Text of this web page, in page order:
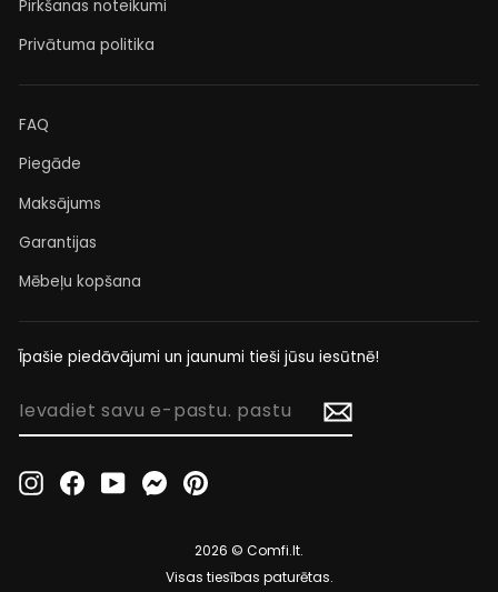
Pirkšanas noteikumi
Privātuma politika
FAQ
Piegāde
Maksājums
Garantijas
Mēbeļu kopšana
Īpašie piedāvājumi un jaunumi tieši jūsu iesūtnē!
IEVADIET
PASTU.InstagramFacebookYouTubeMessenger
2026 © Comfi.lt.
Visas tiesības paturētas.